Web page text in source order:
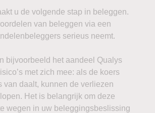
u de volgende stap in beleggen.
van beleggen via een
serieus neemt.
bijvoorbeeld het aandeel Qualys
met zich mee: als de koers
van daalt, kunnen de verliezen
Het is belangrijk om deze
wegen in uw beleggingsbeslissing